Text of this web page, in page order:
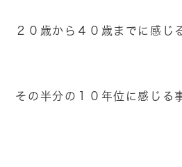
２０歳から４０歳までに感じ
その半分の１０年位に感じる